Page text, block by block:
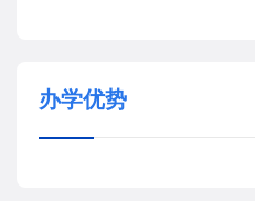
办学优势